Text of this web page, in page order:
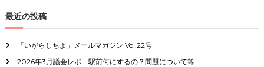
象
:
最近の投稿
「いがらしちよ」メールマガジン Vol.22号
2026年3月議会レポ – 駅前何にするの？問題について等